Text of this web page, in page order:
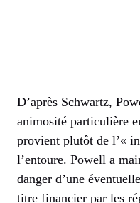
D’après Schwartz,
animosité particulière
provient plutôt de l’«
l’entoure. Powell a
danger d’une
titre financier par les